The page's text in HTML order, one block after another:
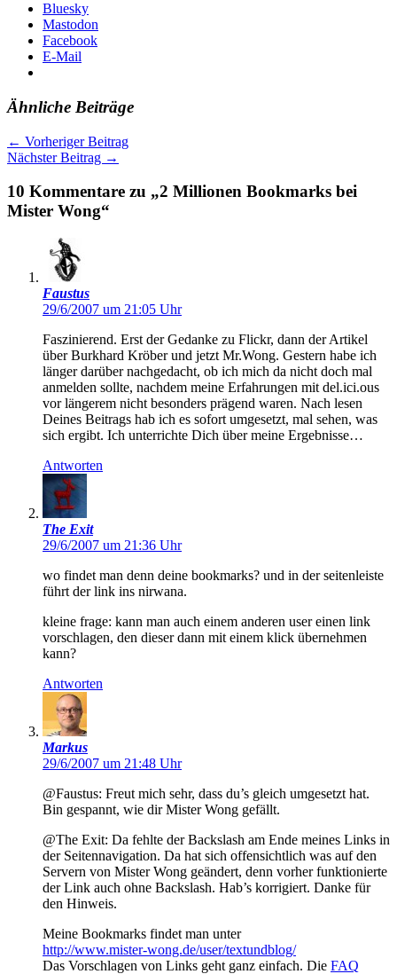
Bluesky
Mastodon
Facebook
E-Mail
Ähnliche Beiträge
← Vorheriger Beitrag
Nächster Beitrag →
10 Kommentare zu „2 Millionen Bookmarks bei
Mister Wong“
Faustus
29/6/2007 um 21:05 Uhr
Faszinierend. Erst der Gedanke zu Flickr, dann der Artikel
über Burkhard Kröber und jetzt Mr.Wong. Gestern habe ich
länger darüber nachgedacht, ob ich mich da nicht doch mal
anmelden sollte, nachdem meine Erfahrungen mit del.ici.ous
vor längerem nicht besonders prägend waren. Nach lesen
Deines Beitrags hab ich es sofort umgesetzt, mal sehen, was
sich ergibt. Ich unterrichte Dich über meine Ergebnisse…
Antworten
The Exit
29/6/2007 um 21:36 Uhr
wo findet man denn deine bookmarks? und in der seitenleiste
führt der link ins nirwana.
kleine frage: kann man auch einem anderen user einen link
vorschlagen, den dieser dann mit einem klick übernehmen
kann?
Antworten
Markus
29/6/2007 um 21:48 Uhr
@Faustus: Freut mich sehr, dass du’s gleich umgesetzt hat.
Bin gespannt, wie dir Mister Wong gefällt.
@The Exit: Da fehlte der Backslash am Ende meines Links in
der Seitennavigation. Da hat sich offensichtlich was auf den
Servern von Mister Wong geändert, denn vorher funktionierte
der Link auch ohne Backslash. Hab’s korrigiert. Danke für
den Hinweis.
Meine Bookmarks findet man unter
http://www.mister-wong.de/user/textundblog/
Das Vorschlagen von Links geht ganz einfach. Die FAQ